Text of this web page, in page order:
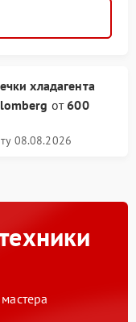
хладагента
от600
08.08.2026